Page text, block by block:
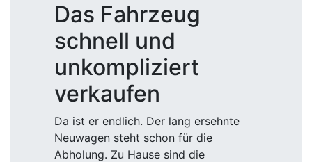
Das Fahrzeug
schnell und
unkompliziert
verkaufen
Da ist er endlich. Der lang ersehnte
Neuwagen steht schon für die
Abholung. Zu Hause sind die